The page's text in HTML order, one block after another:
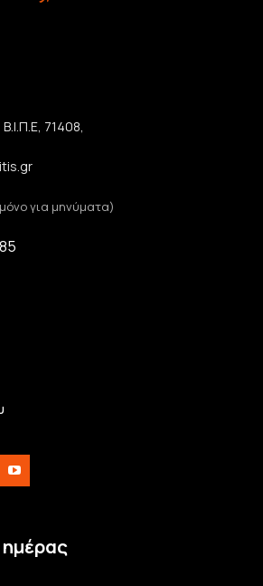
71408,
για μηνύματα)